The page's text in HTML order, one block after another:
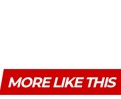
MORE LIKE THIS